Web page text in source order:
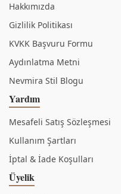
Hakkımızda
Gizlilik Politikası
KVKK Başvuru Formu
Aydınlatma Metni
Nevmira Stil Blogu
Yardım
Mesafeli Satış Sözleşmesi
Kullanım Şartları
İptal & İade Koşulları
Üyelik